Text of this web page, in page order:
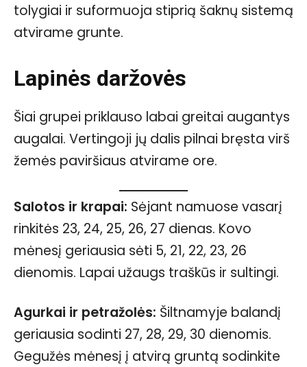
tolygiai ir suformuoja stiprią šaknų sistemą
atvirame grunte.
Lapinės daržovės
Šiai grupei priklauso labai greitai augantys
augalai. Vertingoji jų dalis pilnai bręsta virš
žemės paviršiaus atvirame ore.
Salotos ir krapai: Sėjant namuose vasarį
rinkitės 23, 24, 25, 26, 27 dienas. Kovo
mėnesį geriausia sėti 5, 21, 22, 23, 26
dienomis. Lapai užaugs traškūs ir sultingi.
Agurkai ir petražolės: Šiltnamyje balandį
geriausia sodinti 27, 28, 29, 30 dienomis.
Gegužės mėnesį į atvirą gruntą sodinkite